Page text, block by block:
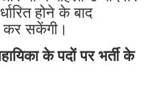
होने के बाद
सकेंगी।
के पदों पर भर्ती के